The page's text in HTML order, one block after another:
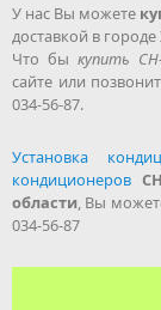
У нас Вы можете
доставкой в
Что быкупить
сайте или
034-56-87.
Установка
кондиционеров
области, Вы
034-56-87